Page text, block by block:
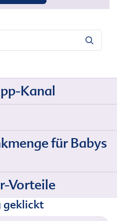
Kanal
für Babys
Vorteile
geklickt